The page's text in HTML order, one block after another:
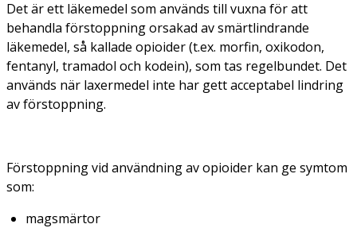
Det är ett läkemedel som används till vuxna för att
behandla förstoppning orsakad av smärtlindrande
läkemedel, så kallade opioider (t.ex. morfin, oxikodon,
fentanyl, tramadol och kodein), som tas regelbundet. Det
används när laxermedel inte har gett acceptabel lindring
av förstoppning.
Förstoppning vid användning av opioider kan ge symtom
som:
magsmärtor